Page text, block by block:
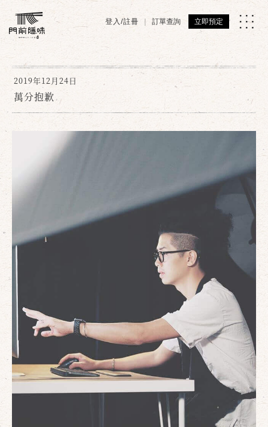
登入/註冊 訂單查詢 立即預定
2019年12月24日
萬分抱歉